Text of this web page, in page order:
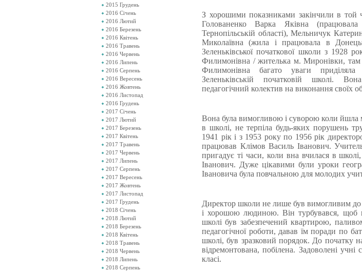
2015 Грудень
2016 Січень
2016 Лютий
2016 Березень
2016 Квітень
2016 Травень
2016 Червень
2016 Липень
2016 Серпень
2016 Вересень
2016 Жовтень
2016 Листопад
2016 Грудень
2017 Січень
2017 Лютий
2017 Березень
2017 Квітень
2017 Травень
2017 Червень
2017 Липень
2017 Серпень
2017 Вересень
2017 Жовтень
2017 Листопад
2017 Грудень
2018 Січень
2018 Лютий
2018 Березень
2018 Квітень
2018 Травень
2018 Червень
2018 Липень
2018 Серпень
З хорошими показниками закінчили в той
Голованенко Варка Яківна
Тернопільській області), Мельничук
Миколаївна (жила і працювала в
Зеленьківської початкової школи з 1928
Филимонівна / жителька м. Миронівки, там
Филимонівна багато уваги
Зеленьківській початковій школі.
педагогічний колектив на виконання своїх
Вона була вимогливою і суворою коли йшла
в школі, не терпіла будь-яких порушень
1941 рік і з 1953 року по 1956 рік
працював Клімов Василь Іванович.
пригадує ті часи, коли вна вчилася в
Іванович. Дуже цікавими були уроки
Івановича була повчальною для молодих
Директор школи не лише був вимогливим до
і хорошою людиною. Він турбувався, щоб
школі був забезпечений квартирою,
педагогічної роботи, давав їм поради по
школі, був зразковий порядок. До початку
відремонтована, побілена. Задоволені
класі.